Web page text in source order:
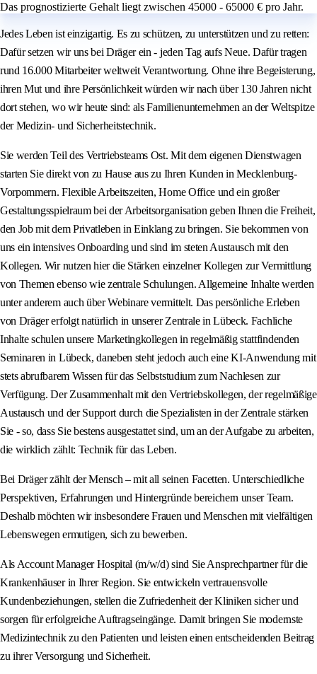
Das prognostizierte Gehalt liegt zwischen 45000 - 65000 € pro Jahr.
Jedes Leben ist einzigartig. Es zu schützen, zu unterstützen und zu retten:
Dafür setzen wir uns bei Dräger ein - jeden Tag aufs Neue. Dafür tragen
rund 16.000 Mitarbeiter weltweit Verantwortung. Ohne ihre Begeisterung,
ihren Mut und ihre Persönlichkeit würden wir nach über 130 Jahren nicht
dort stehen, wo wir heute sind: als Familienunternehmen an der Weltspitze
der Medizin- und Sicherheitstechnik.
Sie werden Teil des Vertriebsteams Ost. Mit dem eigenen Dienstwagen
starten Sie direkt von zu Hause aus zu Ihren Kunden in Mecklenburg-
Vorpommern. Flexible Arbeitszeiten, Home Office und ein großer
Gestaltungsspielraum bei der Arbeitsorganisation geben Ihnen die Freiheit,
den Job mit dem Privatleben in Einklang zu bringen. Sie bekommen von
uns ein intensives Onboarding und sind im steten Austausch mit den
Kollegen. Wir nutzen hier die Stärken einzelner Kollegen zur Vermittlung
von Themen ebenso wie zentrale Schulungen. Allgemeine Inhalte werden
unter anderem auch über Webinare vermittelt. Das persönliche Erleben
von Dräger erfolgt natürlich in unserer Zentrale in Lübeck. Fachliche
Inhalte schulen unsere Marketingkollegen in regelmäßig stattfindenden
Seminaren in Lübeck, daneben steht jedoch auch eine KI-Anwendung mit
stets abrufbarem Wissen für das Selbststudium zum Nachlesen zur
Verfügung. Der Zusammenhalt mit den Vertriebskollegen, der regelmäßige
Austausch und der Support durch die Spezialisten in der Zentrale stärken
Sie - so, dass Sie bestens ausgestattet sind, um an der Aufgabe zu arbeiten,
die wirklich zählt: Technik für das Leben.
Bei Dräger zählt der Mensch – mit all seinen Facetten. Unterschiedliche
Perspektiven, Erfahrungen und Hintergründe bereichern unser Team.
Deshalb möchten wir insbesondere Frauen und Menschen mit vielfältigen
Lebenswegen ermutigen, sich zu bewerben.
Als Account Manager Hospital (m/w/d) sind Sie Ansprechpartner für die
Krankenhäuser in Ihrer Region. Sie entwickeln vertrauensvolle
Kundenbeziehungen, stellen die Zufriedenheit der Kliniken sicher und
sorgen für erfolgreiche Auftragseingänge. Damit bringen Sie modernste
Medizintechnik zu den Patienten und leisten einen entscheidenden Beitrag
zu ihrer Versorgung und Sicherheit.